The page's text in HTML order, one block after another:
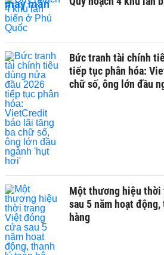
Bức tranh tài chính
tiếp tục phân hóa:
chữ số, ông lớn đầu
Một thương hiệu thời
sau 5 năm hoạt
hàng